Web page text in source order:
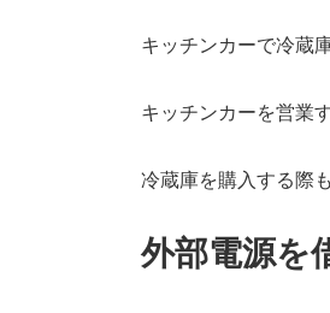
キッチンカーで冷蔵
キッチンカーを営業
冷蔵庫を購入する際
外部電源を